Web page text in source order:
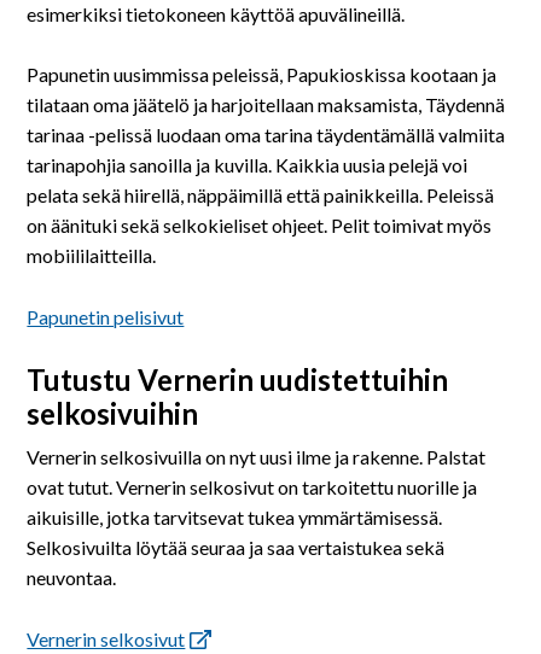
esimerkiksi tietokoneen käyttöä apuvälineillä.
Papunetin uusimmissa peleissä, Papukioskissa kootaan ja
tilataan oma jäätelö ja harjoitellaan maksamista, Täydennä
tarinaa -pelissä luodaan oma tarina täydentämällä valmiita
tarinapohjia sanoilla ja kuvilla. Kaikkia uusia pelejä voi
pelata sekä hiirellä, näppäimillä että painikkeilla. Peleissä
on äänituki sekä selkokieliset ohjeet. Pelit toimivat myös
mobiililaitteilla.
Papunetin pelisivut
Tutustu Vernerin uudistettuihin
selkosivuihin
Vernerin selkosivuilla on nyt uusi ilme ja rakenne. Palstat
ovat tutut. Vernerin selkosivut on tarkoitettu nuorille ja
aikuisille, jotka tarvitsevat tukea ymmärtämisessä.
Selkosivuilta löytää seuraa ja saa vertaistukea sekä
neuvontaa.
Vernerin selkosivut